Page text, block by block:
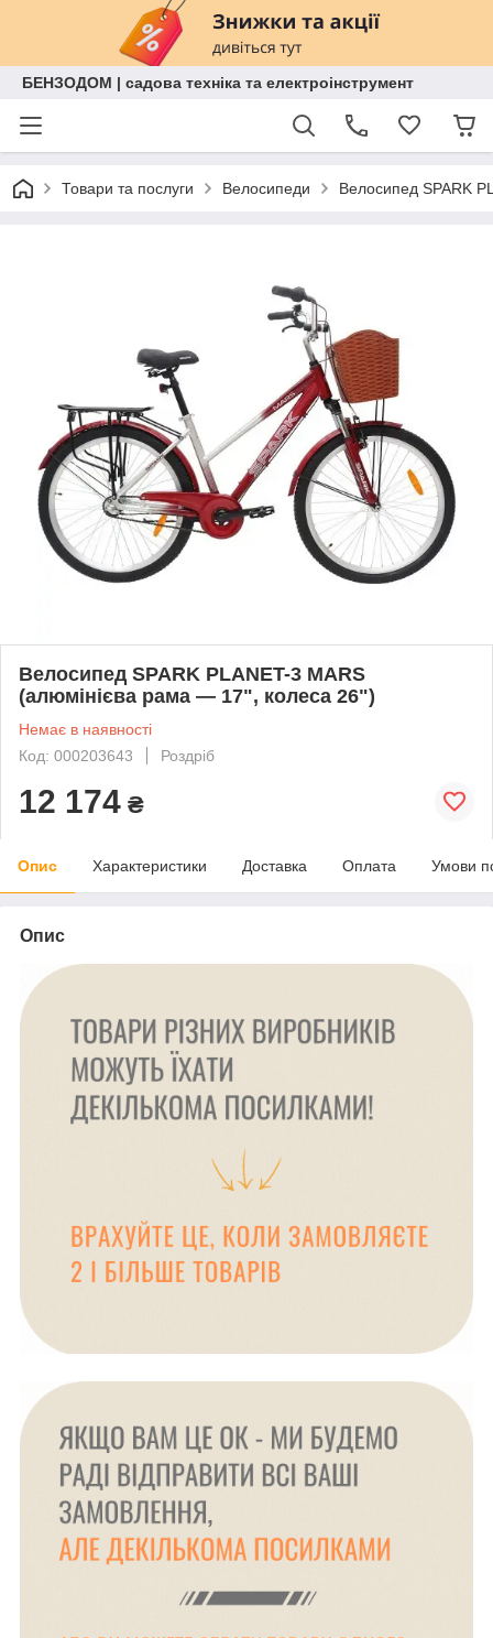
БЕНЗОДОМ | садова техніка та електроінструмент
Товари та послуги Велосипеди Велосипед SPARK
Велосипед SPARK PLANET-3 MARS
(алюмінієва рама — 17", колеса 26")
Немає в наявності
Код: 000203643
Роздріб
12 174 ₴
Опис Характеристики Доставка Оплата Умови
Опис